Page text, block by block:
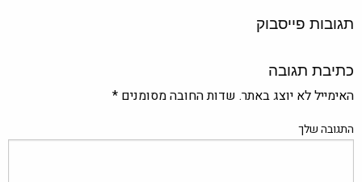
תגובות פייסבוק
כתיבת תגובה
האימייל לא יוצג באתר. שדות החובה מסומנים *
התגובה שלך